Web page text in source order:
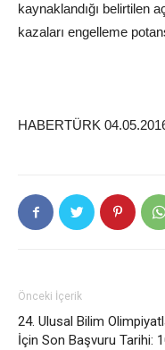
kaynaklandığı belirtilen
kazaları engelleme
HABERTÜRK
Önceki İçerik
24. Ulusal Bilim
İçin Son Başvuru Tarihi: